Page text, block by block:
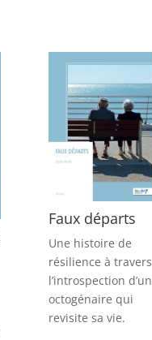
Faux départs
Une histoire de
résilience à travers
l’introspection d’un
octogénaire qui
revisite sa vie.